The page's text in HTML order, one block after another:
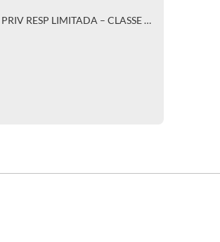
MULTINVEST PINOT NOIR CLASSE DE FI MULT CRED PRIV RESP LIMITADA – CLASSE ÚNICA